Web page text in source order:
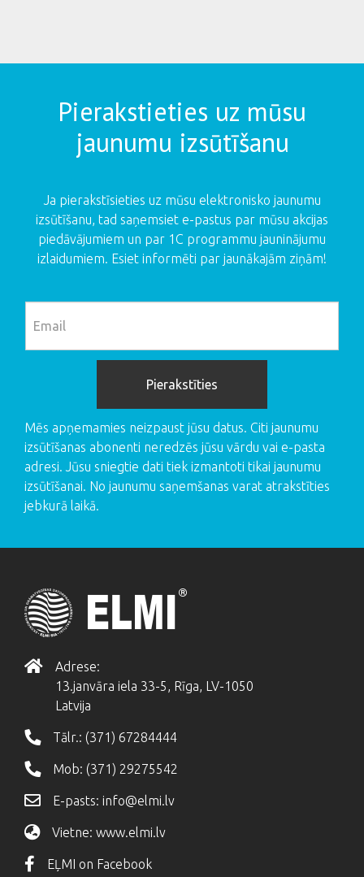
Pierakstieties uz mūsu
jaunumu izsūtīšanu
Ja pierakstīsieties uz mūsu elektronisko jaunumu
izsūtīšanu, tad saņemsiet e-pastus par mūsu akcijas
piedāvājumiem un par 1C programmu jauninājumu
izlaidumiem. Esiet informēti par jaunākajām ziņām!
Mēs apņemamies neizpaust jūsu datus. Citi jaunumu
izsūtīšanas abonenti neredzēs jūsu vārdu vai e-pasta
adresi. Jūsu sniegtie dati tiek izmantoti tikai jaunumu
izsūtīšanai. No jaunumu saņemšanas varat atrakstīties
jebkurā laikā.
Adrese:
13.janvāra iela 33-5, Rīga, LV-1050
Latvija
Tālr.: (371) 67284444
Mob: (371) 29275542
E-pasts: info@elmi.lv
Vietne: www.elmi.lv
EĻMI on Facebook